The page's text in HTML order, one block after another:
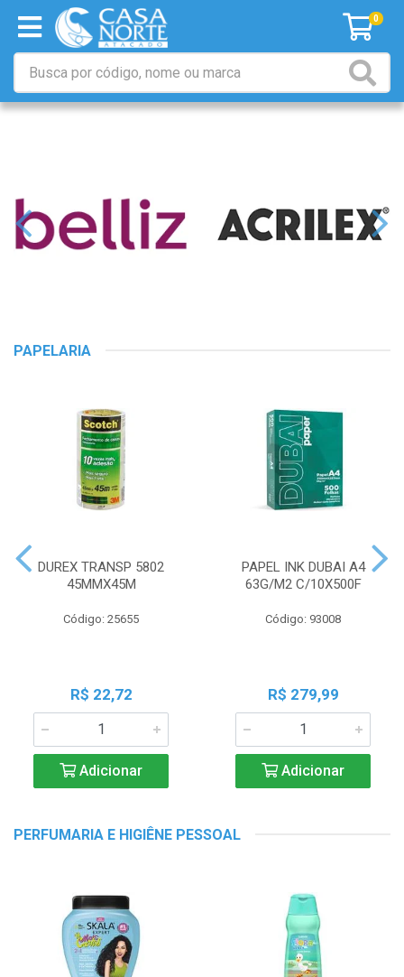
0
PAPELARIA
DUREX TRANSP 5802
45MMX45M
Código: 25655
R$ 22,72
Adicionar
PAPEL INK DUBAI A4
63G/M2 C/10X500F
Código: 93008
R$ 279,99
Adicionar
PERFUMARIA E HIGIÊNE PESSOAL